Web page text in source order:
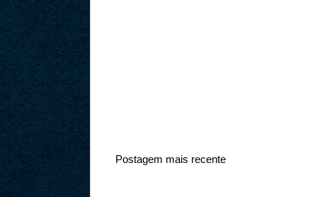
Postagem mais recente